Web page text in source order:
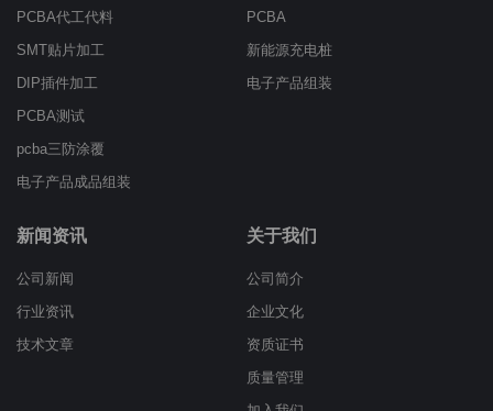
PCBA代工代料
SMT贴片加工
DIP插件加工
PCBA测试
pcba三防涂覆
电子产品成品组装
PCBA
新能源充电桩
电子产品组装
新闻资讯
公司新闻
行业资讯
技术文章
关于我们
公司简介
企业文化
资质证书
质量管理